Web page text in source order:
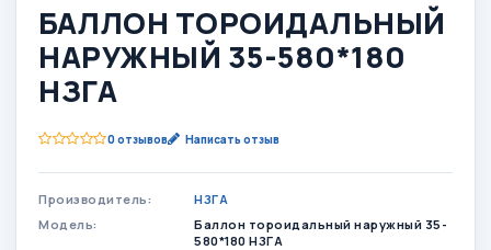
БАЛЛОН ТОРОИДАЛЬНЫЙ
НАРУЖНЫЙ 35-580*180
НЗГА
0 отзывов Написать отзыв
Производитель:
НЗГА
Модель:
Баллон тороидальный наружный 35-
580*180 НЗГА